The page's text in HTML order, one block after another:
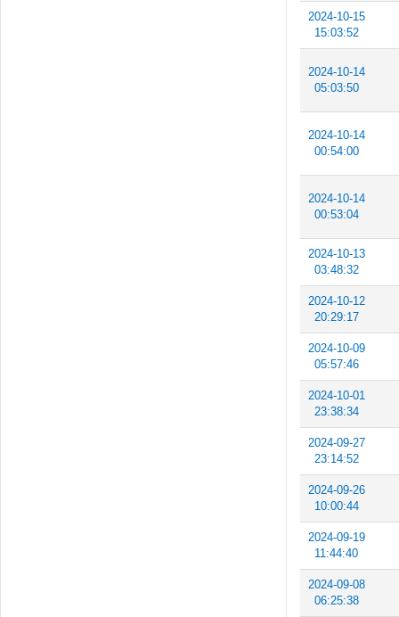
2024-10-15
15:03:52
2024-10-14
05:03:50
2024-10-14
00:54:00
2024-10-14
00:53:04
2024-10-13
03:48:32
2024-10-12
20:29:17
2024-10-09
05:57:46
2024-10-01
23:38:34
2024-09-27
23:14:52
2024-09-26
10:00:44
2024-09-19
11:44:40
2024-09-08
06:25:38